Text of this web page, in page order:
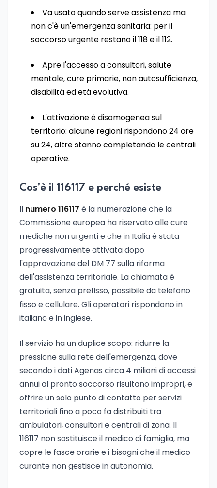
Va usato quando serve assistenza ma
non c'è un'emergenza sanitaria: per il
soccorso urgente restano il 118 e il 112.
Apre l'accesso a consultori, salute
mentale, cure primarie, non autosufficienza,
disabilità ed età evolutiva.
L'attivazione è disomogenea sul
territorio: alcune regioni rispondono 24 ore
su 24, altre stanno completando le centrali
operative.
Cos'è il 116117 e perché esiste
Il numero 116117 è la numerazione che la
Commissione europea ha riservato alle cure
mediche non urgenti e che in Italia è stata
progressivamente attivata dopo
l'approvazione del DM 77 sulla riforma
dell'assistenza territoriale. La chiamata è
gratuita, senza prefisso, possibile da telefono
fisso e cellulare. Gli operatori rispondono in
italiano e in inglese.
Il servizio ha un duplice scopo: ridurre la
pressione sulla rete dell'emergenza, dove
secondo i dati Agenas circa 4 milioni di accessi
annui al pronto soccorso risultano impropri, e
offrire un solo punto di contatto per servizi
territoriali fino a poco fa distribuiti tra
ambulatori, consultori e centrali di zona. Il
116117 non sostituisce il medico di famiglia, ma
copre le fasce orarie e i bisogni che il medico
curante non gestisce in autonomia.